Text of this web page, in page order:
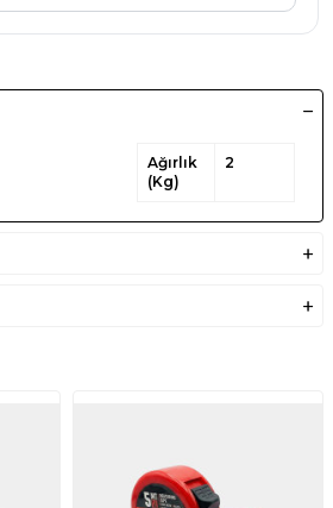
Ağırlık
(Kg)
2